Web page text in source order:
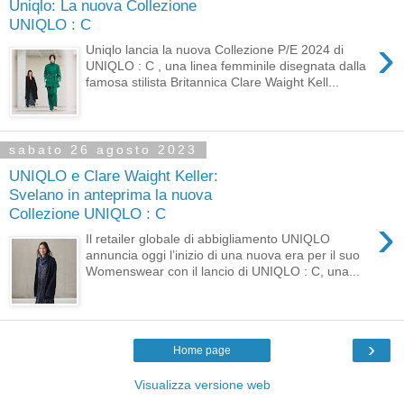
Uniqlo: La nuova Collezione
UNIQLO : C
›
Uniqlo lancia la nuova Collezione P/E 2024 di
UNIQLO : C , una linea femminile disegnata dalla
famosa stilista Britannica Clare Waight Kell...
sabato 26 agosto 2023
UNIQLO e Clare Waight Keller:
Svelano in anteprima la nuova
Collezione UNIQLO : C
›
Il retailer globale di abbigliamento UNIQLO
annuncia oggi l’inizio di una nuova era per il suo
Womenswear con il lancio di UNIQLO : C, una...
›
Home page
Visualizza versione web